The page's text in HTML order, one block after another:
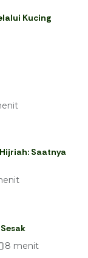
Kucing
Saatnya
8 menit